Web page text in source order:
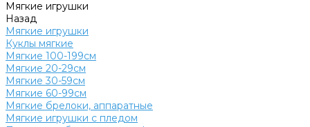
Мягкие игрушки
Назад
Мягкие игрушки
Куклы мягкие
Мягкие 100-199см
Мягкие 20-29см
Мягкие 30-59см
Мягкие 60-99см
Мягкие брелоки, аппаратные
Мягкие игрушки с пледом